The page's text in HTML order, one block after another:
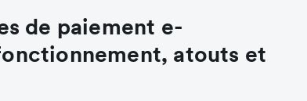
de paiement e-
atouts et